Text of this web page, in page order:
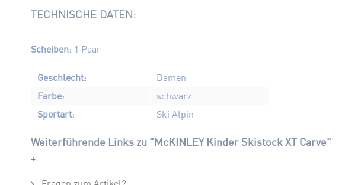
TECHNISCHE DATEN:
Scheiben: 1 Paar
Geschlecht:
Damen
Farbe:
schwarz
Sportart:
Ski Alpin
Weiterführende Links zu "McKINLEY Kinder Skistock XT Carve"
+